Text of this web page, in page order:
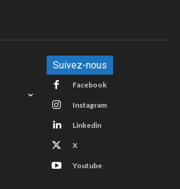
Suivez-nous
Facebook
Instagram
Linkedin
X
Youtube